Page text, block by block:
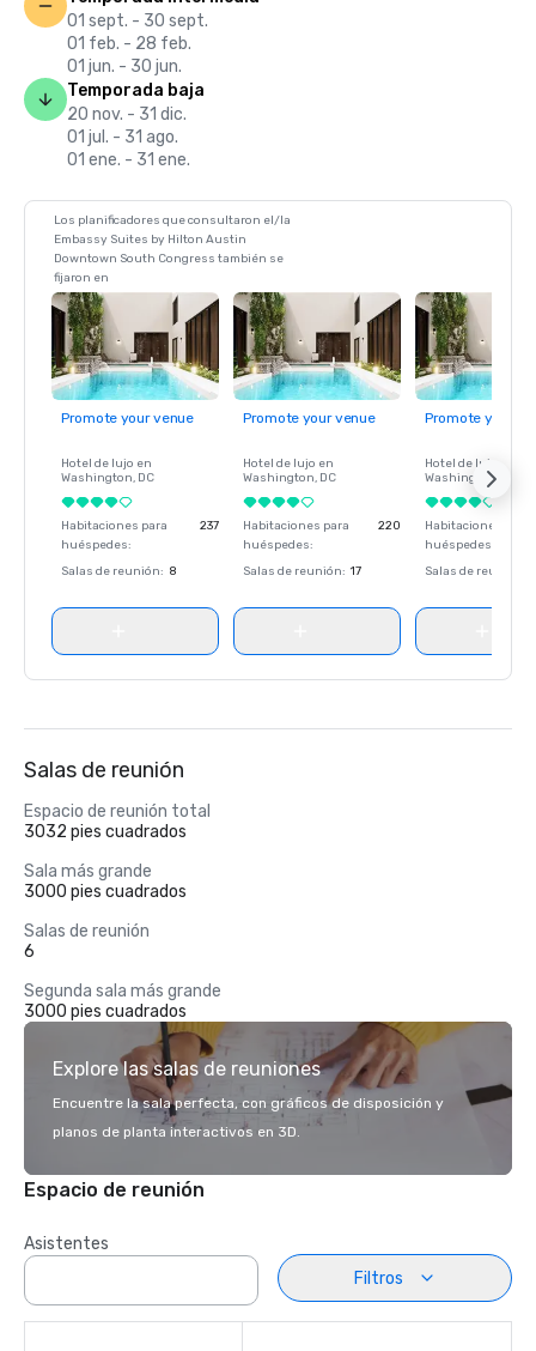
01 sept. - 30 sept.
01 feb. - 28 feb.
01 jun. - 30 jun.
Temporada baja
20 nov. - 31 dic.
01 jul. - 31 ago.
01 ene. - 31 ene.
Los planificadores que consultaron el/la
Embassy Suites by Hilton Austin
Downtown South Congress también se
fijaron en
Promote your venue
Hotel de lujo en
Washington, DC
Habitaciones para
huéspedes:
237
Salas de reunión: 8
Promote your venue
Hotel de lujo en
Washington, DC
Habitaciones para
huéspedes:
220
Salas de reunión: 17
Promote your
Hotel de lujo en
Washington
Habitaciones para
huéspedes
Salas de reunión
Salas de reunión
Espacio de reunión total
3032 pies cuadrados
Sala más grande
3000 pies cuadrados
Salas de reunión
6
Segunda sala más grande
3000 pies cuadrados
Explore las salas de reuniones
Encuentre la sala perfecta, con gráficos de disposición y
planos de planta interactivos en 3D.
Espacio de reunión
Asistentes
Filtros